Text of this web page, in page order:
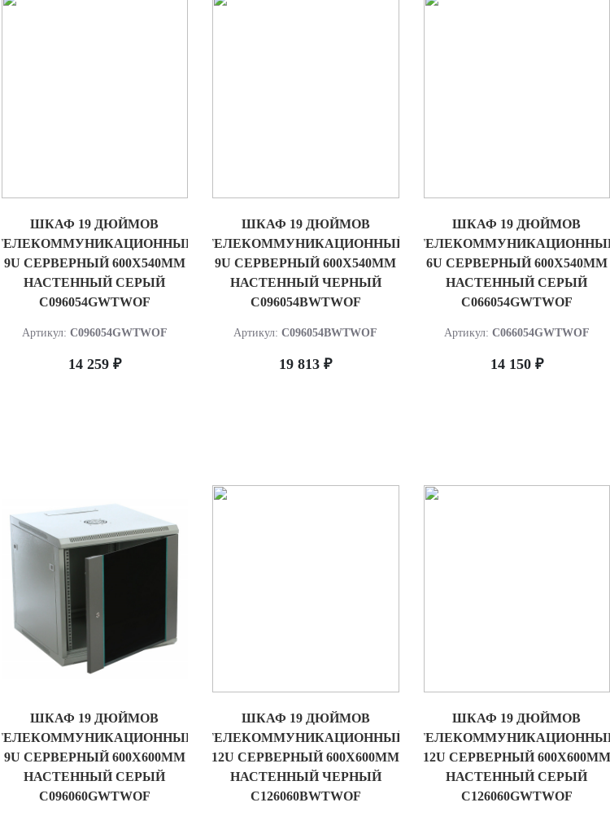
ШКАФ 19 ДЮЙМОВ
ТЕЛЕКОММУНИКАЦИОННЫЙ
9U СЕРВЕРНЫЙ 600Х540ММ
НАСТЕННЫЙ СЕРЫЙ
C096054GWTWOF
Артикул: C096054GWTWOF
14 259 ₽
ШКАФ 19 ДЮЙМОВ
ТЕЛЕКОММУНИКАЦИОННЫЙ
9U СЕРВЕРНЫЙ 600Х540ММ
НАСТЕННЫЙ ЧЕРНЫЙ
C096054BWTWOF
Артикул:C096054BWTWOF
19 813 ₽
ШКАФ 19 ДЮЙМОВ
6U СЕРВЕРНЫЙ 600Х540ММ
НАСТЕННЫЙ СЕРЫЙ
C066054GWTWOF
Артикул: C066054GWTWOF
14 150 ₽
ШКАФ 19 ДЮЙМОВ
ТЕЛЕКОММУНИКАЦИОННЫЙ
9U СЕРВЕРНЫЙ 600Х600ММ
НАСТЕННЫЙ СЕРЫЙ
C096060GWTWOF
ШКАФ 19 ДЮЙМОВ
ТЕЛЕКОММУНИКАЦИОННЫЙ
12U СЕРВЕРНЫЙ 600Х600ММ
НАСТЕННЫЙ ЧЕРНЫЙ
C126060BWTWOF
ШКАФ 19 ДЮЙМОВ
12U СЕРВЕРНЫЙ 600Х600ММ
НАСТЕННЫЙ СЕРЫЙ
C126060GWTWOF